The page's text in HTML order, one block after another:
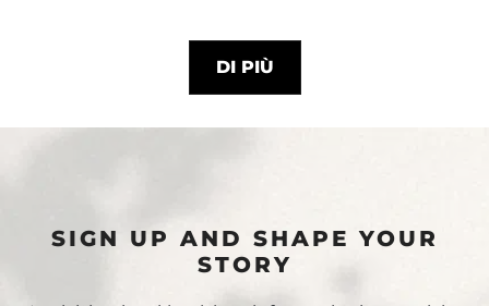
DI PIÙ
SIGN UP AND SHAPE YOUR
STORY